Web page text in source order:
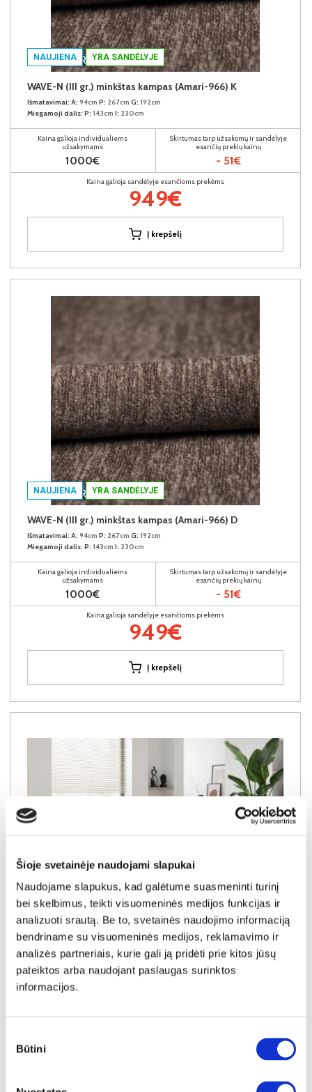
Šioje svetainėje naudojami slapukai
Naudojame slapukus, kad galėtume suasmeninti turinį
bei skelbimus, teikti visuomeninės medijos funkcijas ir
analizuoti srautą. Be to, svetainės naudojimo informaciją
bendriname su visuomeninės medijos, reklamavimo ir
analizės partneriais, kurie gali ją pridėti prie kitos jūsų
pateiktos arba naudojant paslaugas surinktos
informacijos.
pasirinkimas
Būtini
NAUJIENA YRA SANDĖLYJE
WAVE-N (III gr.) minkštas kampas (Amari-966) K
Išmatavimai: A: 94cm P: 267cm G: 192cm
Miegamoji dalis: P: 143cm I: 230cm
Kaina galioja individualiems
užsakymams
1000€
Skirtumas tarp užsakomų ir sandėlyje
esančių prekių kainų
- 51€
Kaina galioja sandėlyje esančioms prekėms
949€
Į krepšelį
NAUJIENA YRA SANDĖLYJE
WAVE-N (III gr.) minkštas kampas (Amari-966) D
Išmatavimai: A: 94cm P: 267cm G: 192cm
Miegamoji dalis: P: 143cm I: 230cm
Kaina galioja individualiems
užsakymams
1000€
Skirtumas tarp užsakomų ir sandėlyje
esančių prekių kainų
- 51€
Kaina galioja sandėlyje esančioms prekėms
949€
Į krepšelį
NAUJIENA YRA SANDĖLYJE
PAKO (II gr.) minkštas kampas (Toro-05)
Išmatavimai: A:89-100cmP:231cmG:162cm